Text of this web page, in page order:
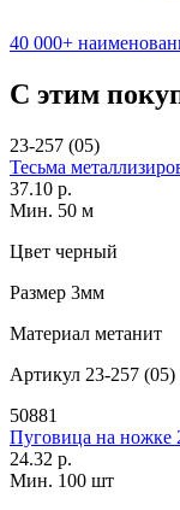
40 000+
С этим
23-257 (05)
Тесьма
37.10 р.
Мин. 50 м
Цвет черный
Размер 3мм
Материал метанит
Артикул 23-257 (05)
50881
Пуговица на ножке
24.32 р.
Мин. 100 шт